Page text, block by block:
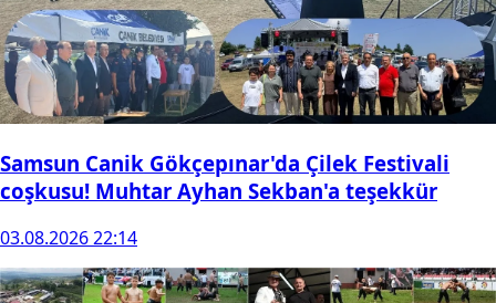
Samsun Canik Gökçepınar'da Çilek Festivali
coşkusu! Muhtar Ayhan Sekban'a teşekkür
03.08.2026 22:14